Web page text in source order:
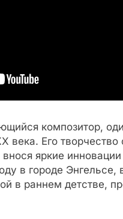
композитор,
века. Его
внося яркие
в городе
в раннем детстве,